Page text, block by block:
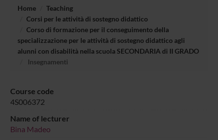
Home
Teaching
Corsi per le attività di sostegno didattico
Corso di formazione per il conseguimento della
specializzazione per le attività di sostegno didattico agli
alunni con disabilità nella scuola SECONDARIA di II GRADO
Insegnamenti
Course code
4S006372
Name of lecturer
Bina Madeo